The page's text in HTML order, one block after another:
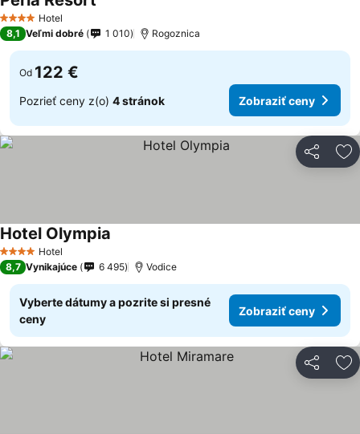
4 Počet hviezdičiek
Hotel
8,1 Veľmi dobré 1 010 Rogoznica
Od 122 €
Pozrieť ceny z(o) 4 stránok Zobraziť ceny
Zdieľať
4 Počet hviezdičiek
Hotel
Hotel Olympia
8,7 Vynikajúce 6 495 Vodice
Vyberte dátumy a pozrite si presné
ceny
Zobraziť ceny
Zdieľať